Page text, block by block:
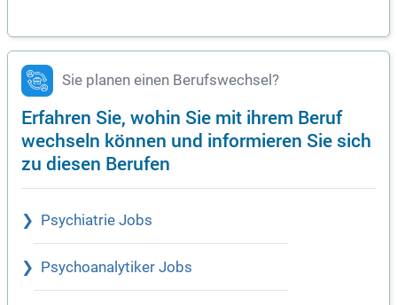
Sie planen einen Berufswechsel?
Erfahren Sie, wohin Sie mit ihrem Beruf
wechseln können und informieren Sie sich
zu diesen Berufen
Psychiatrie Jobs
Psychoanalytiker Jobs